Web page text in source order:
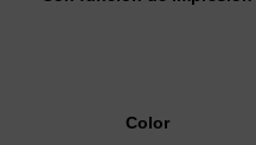
Color